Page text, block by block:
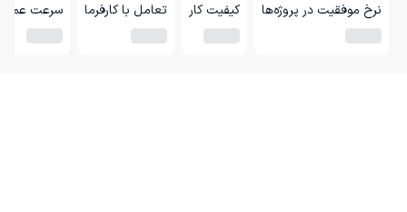
نرخ موفقیت در پروژه‌ها کیفیت کار تعامل با کارفرما سرعت عمل